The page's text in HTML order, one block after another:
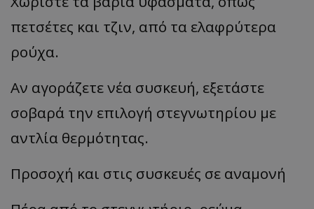
πετσέτες και τζιν, από τα ελαφρύτερα
ρούχα.
Αν αγοράζετε νέα συσκευή, εξετάστε
σοβαρά την επιλογή στεγνωτηρίου με
αντλία θερμότητας.
Προσοχή και στις συσκευές σε αναμονή